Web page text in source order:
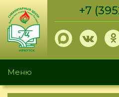
Перейти
основному
содержанию
+7
Меню